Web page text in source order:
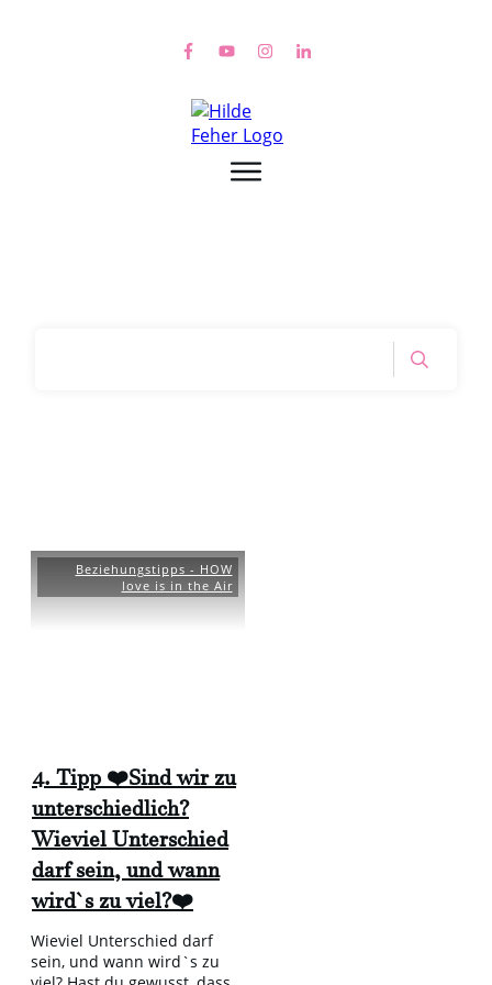
Beziehungstipps - HOW
love is in the Air
4. Tipp ❤️Sind wir zu
unterschiedlich?
Wieviel Unterschied
darf sein, und wann
wird`s zu viel?❤️
Wieviel Unterschied darf
sein, und wann wird`s zu